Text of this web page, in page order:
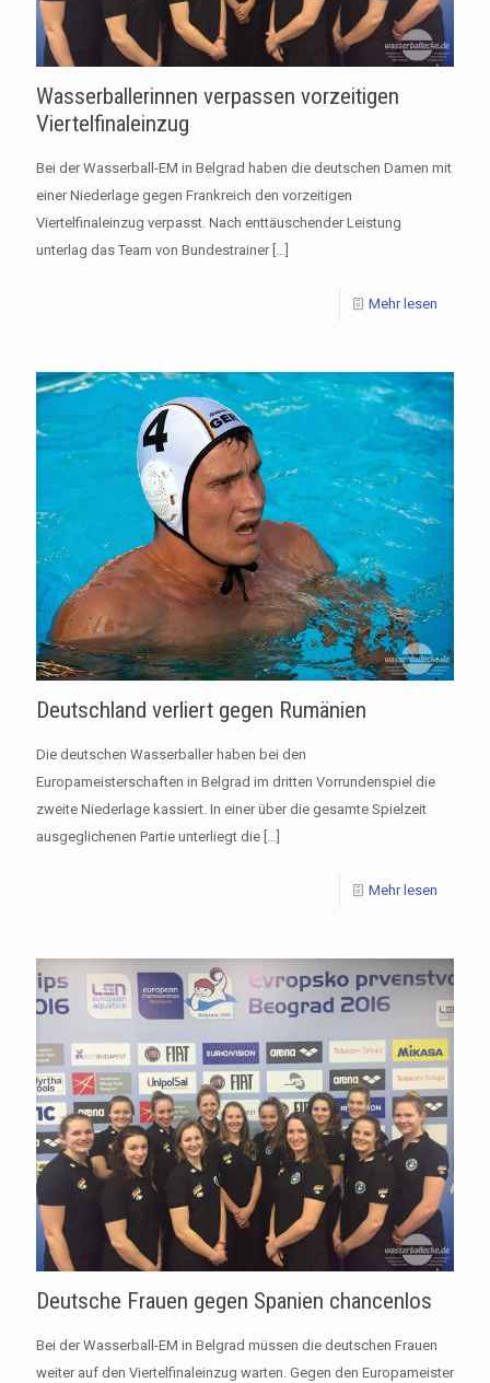
Wasserballerinnen verpassen vorzeitigen
Viertelfinaleinzug
Bei der Wasserball-EM in Belgrad haben die deutschen Damen mit
einer Niederlage gegen Frankreich den vorzeitigen
Viertelfinaleinzug verpasst. Nach enttäuschender Leistung
unterlag das Team von Bundestrainer[…]
Mehr lesen
Deutschland verliert gegen Rumänien
Die deutschen Wasserballer haben bei den
Europameisterschaften in Belgrad im dritten Vorrundenspiel die
zweite Niederlage kassiert. In einer über die gesamte Spielzeit
ausgeglichenen Partie unterliegt die […]
Mehr lesen
Deutsche Frauen gegen Spanien chancenlos
Bei der Wasserball-EM in Belgrad müssen die deutschen Frauen
weiter auf den Viertelfinaleinzug warten. Gegen den Europameister